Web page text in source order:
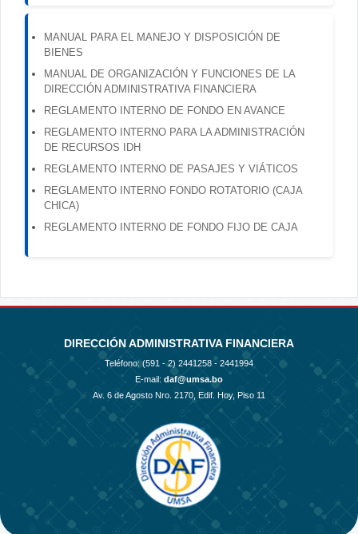
MANUAL PARA EL MANEJO Y DISPOSICIÓN DE
BIENES
MANUAL DE ORGANIZACIÓN Y FUNCIONES DE LA
DIRECCIÓN ADMINISTRATIVA FINANCIERA
REGLAMENTO INTERNO DE FONDO EN AVANCE
REGLAMENTO INTERNO PARA LA ADMINISTRACIÓN
DE RECURSOS IDH
REGLAMENTO INTERNO DE PASAJES Y VIÁTICOS
REGLAMENTO INTERNO FONDO ROTATORIO (CAJA
CHICA)
REGLAMENTO INTERNO DE FONDO FIJO DE CAJA
DIRECCIÓN ADMINISTRATIVA FINANCIERA
Teléfono: (591 - 2) 2441258 - 2441994
E-mail: daf@umsa.bo
Av. 6 de Agosto Nro. 2170, Edif. Hoy, Piso 11